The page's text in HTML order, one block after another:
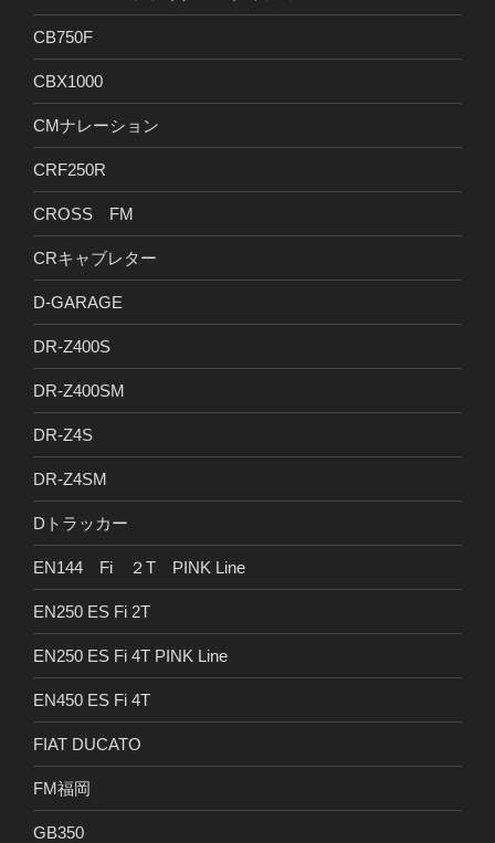
CB750F
CBX1000
CMナレーション
CRF250R
CROSS FM
CRキャブレター
D-GARAGE
DR-Z400S
DR-Z400SM
DR-Z4S
DR-Z4SM
Dトラッカー
EN144 Fi ２T PINK Line
EN250 ES Fi 2T
EN250 ES Fi 4T PINK Line
EN450 ES Fi 4T
FIAT DUCATO
FM福岡
GB350